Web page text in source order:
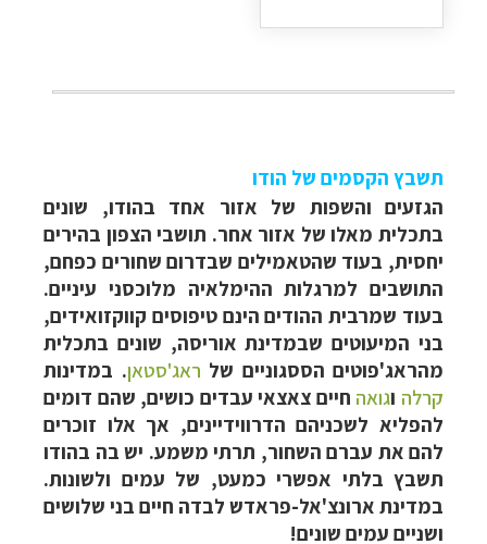
תשבץ הקסמים של הודו
הגזעים והשפות של אזור אחד בהודו, שונים
בתכלית מאלו של אזור אחר. תושבי הצפון בהירים
יחסית, בעוד שהטאמילים שבדרום שחורים כפחם,
התושבים למרגלות ההימלאיה מלוכסני עיניים.
בעוד שמרבית ההודים הינם טיפוסים קווקזואידים,
בני המיעוטים שבמדינת אוריסה, שונים בתכלית
מהראג'פוטים הססגוניים של ראג'סטאן. במדינות
קרלה וגואה חיים צאצאי עבדים כושים, שהם דומים
להפליא לשכניהם הדרווידיינים, אך אלו זוכרים
להם את עברם השחור, תרתי משמע. יש בה בהודו
תשבץ בלתי אפשרי כמעט, של עמים ולשונות.
במדינת ארונצ'אל-פראדש לבדה חיים בני שלושים
ושניים עמים שונים!
תכנוןטיולים למזרח הרחוק